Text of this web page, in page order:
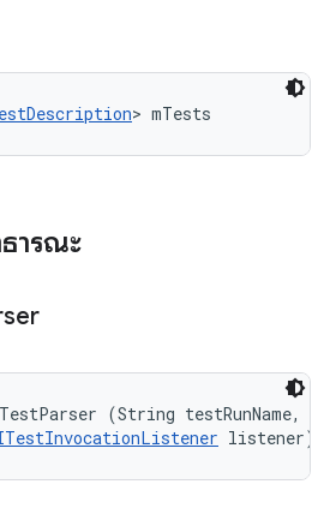
> mTests
ารณะ
(String testRunName,
listener)